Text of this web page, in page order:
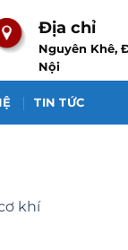
Địa chỉ
Nguyên Khê,
Nội
TIN TỨC
khí